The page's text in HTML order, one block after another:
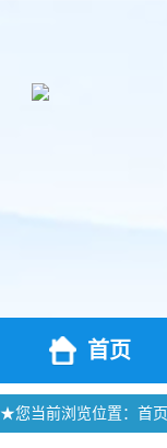
首页
★您当前浏览位置： 首页